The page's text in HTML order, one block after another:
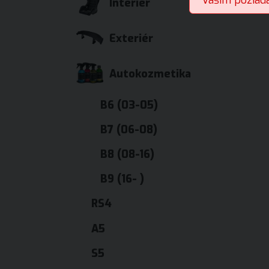
Interiér
Exteriér
Autokozmetika
B6 (03-05)
B7 (06-08)
B8 (08-16)
B9 (16- )
RS4
A5
S5